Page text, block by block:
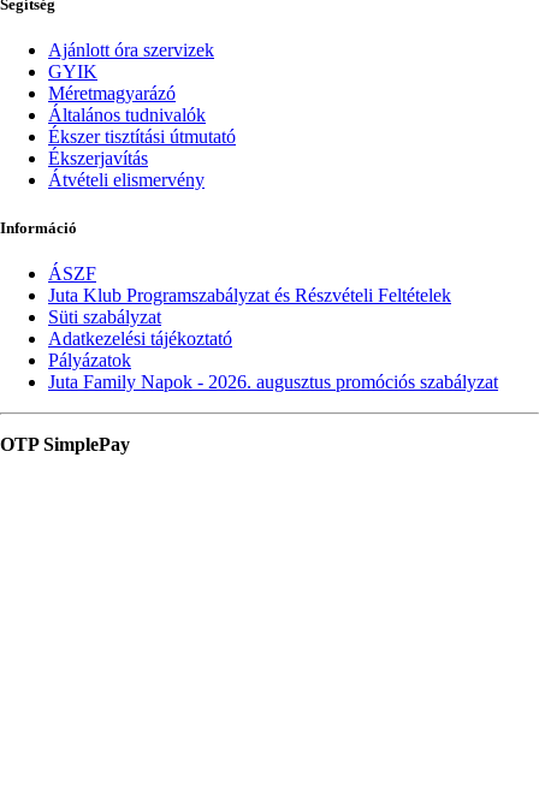
Segítség
Ajánlott óra szervizek
GYIK
Méretmagyarázó
Általános tudnivalók
Ékszer tisztítási útmutató
Ékszerjavítás
Átvételi elismervény
Információ
ÁSZF
Juta Klub Programszabályzat és Részvételi Feltételek
Süti szabályzat
Adatkezelési tájékoztató
Pályázatok
Juta Family Napok - 2026. augusztus promóciós szabályzat
OTP SimplePay